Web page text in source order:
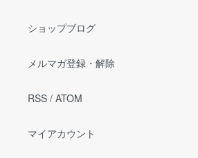
ショップブログ
メルマガ登録・解除
RSS / ATOM
マイアカウント